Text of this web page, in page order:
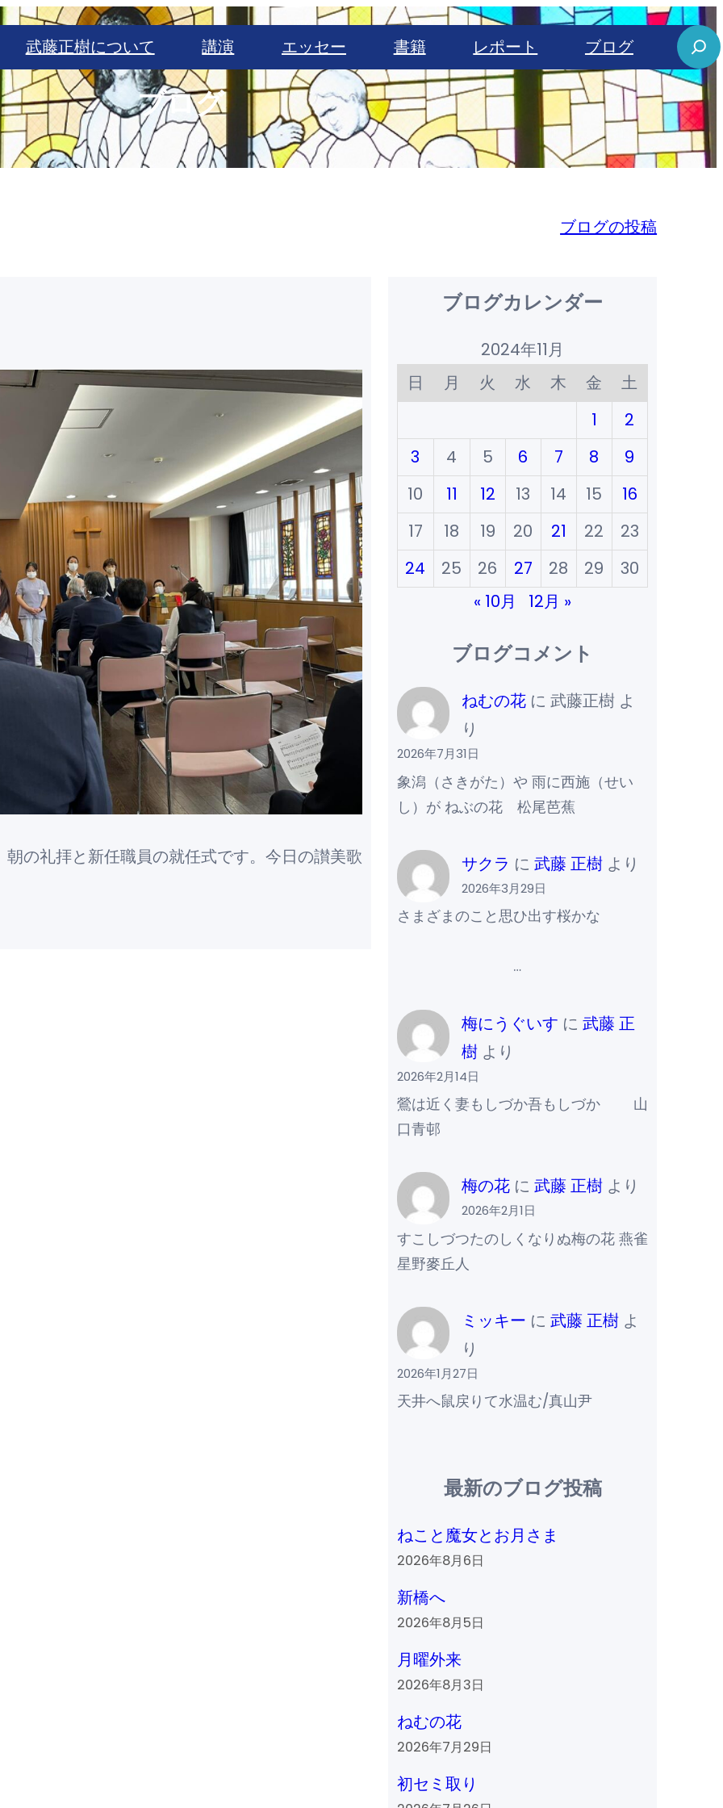
武藤正樹について 講演 エッセー 書籍 レポート ブログ
S
e
a
r
c
ブログ
ブログの投稿
朝の礼拝と新任職員の就任式です。今日の讃美歌
ブログカレンダー
2024年11月
日
月 火 水 木 金
土
1
2
3
4 5 6 7 8
9
10
11 12 13 14 15
16
17
18 19 20 21 22
23
24
25 26 27 28 29
30
« 10月
12月 »
ブログコメント
ねむの花に 武藤正樹 よ
り
2026年7月31日
象潟（さきがた）や 雨に西施（せい
し）が ねぶの花 松尾芭蕉
サクラ に 武藤 正樹より
2026年3月29日
さまざまのこと思ひ出す桜かな
…
梅にうぐいす に 武藤 正
樹より
2026年2月14日
鶯は近く妻もしづか吾もしづか 山
口青邨
梅の花に 武藤 正樹より
2026年2月1日
すこしづつたのしくなりぬ梅の花 燕雀
星野麥丘人
ミッキー に 武藤 正樹よ
り
2026年1月27日
天井へ鼠戻りて水温む/真山尹
最新のブログ投稿
ねこと魔女とお月さま
2026年8月6日
新橋へ
2026年8月5日
月曜外来
2026年8月3日
ねむの花
2026年7月29日
初セミ取り